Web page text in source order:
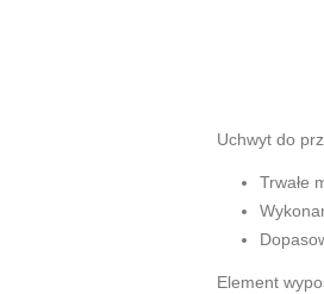
Uchwyt do
Trwałe
Element